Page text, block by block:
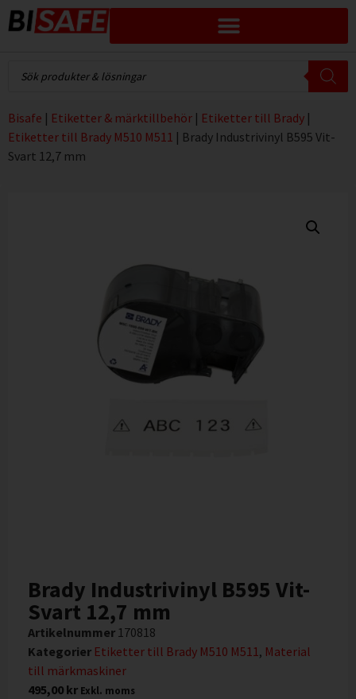
Bisafe | Etiketter & märktillbehör | Etiketter till Brady |
Etiketter till Brady M510 M511 | Brady Industrivinyl B595 Vit-
Svart 12,7 mm
Brady Industrivinyl B595 Vit-
Svart 12,7 mm
Artikelnummer 170818
Kategorier Etiketter till Brady M510 M511, Material
till märkmaskiner
495,00 kr Exkl. moms